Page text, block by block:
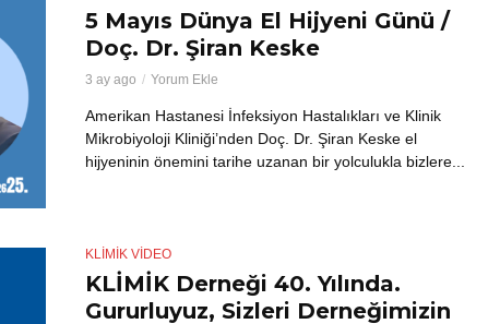
5 Mayıs Dünya El Hijyeni Günü /
Doç. Dr. Şiran Keske
3 ay ago Yorum Ekle
Amerikan Hastanesi İnfeksiyon Hastalıkları ve Klinik
Mikrobiyoloji Kliniği’nden Doç. Dr. Şiran Keske el
hijyeninin önemini tarihe uzanan bir yolculukla bizlere...
KLİMİK VIDEO
KLİMİK Derneği 40. Yılında.
Gururluyuz, Sizleri Derneğimizin